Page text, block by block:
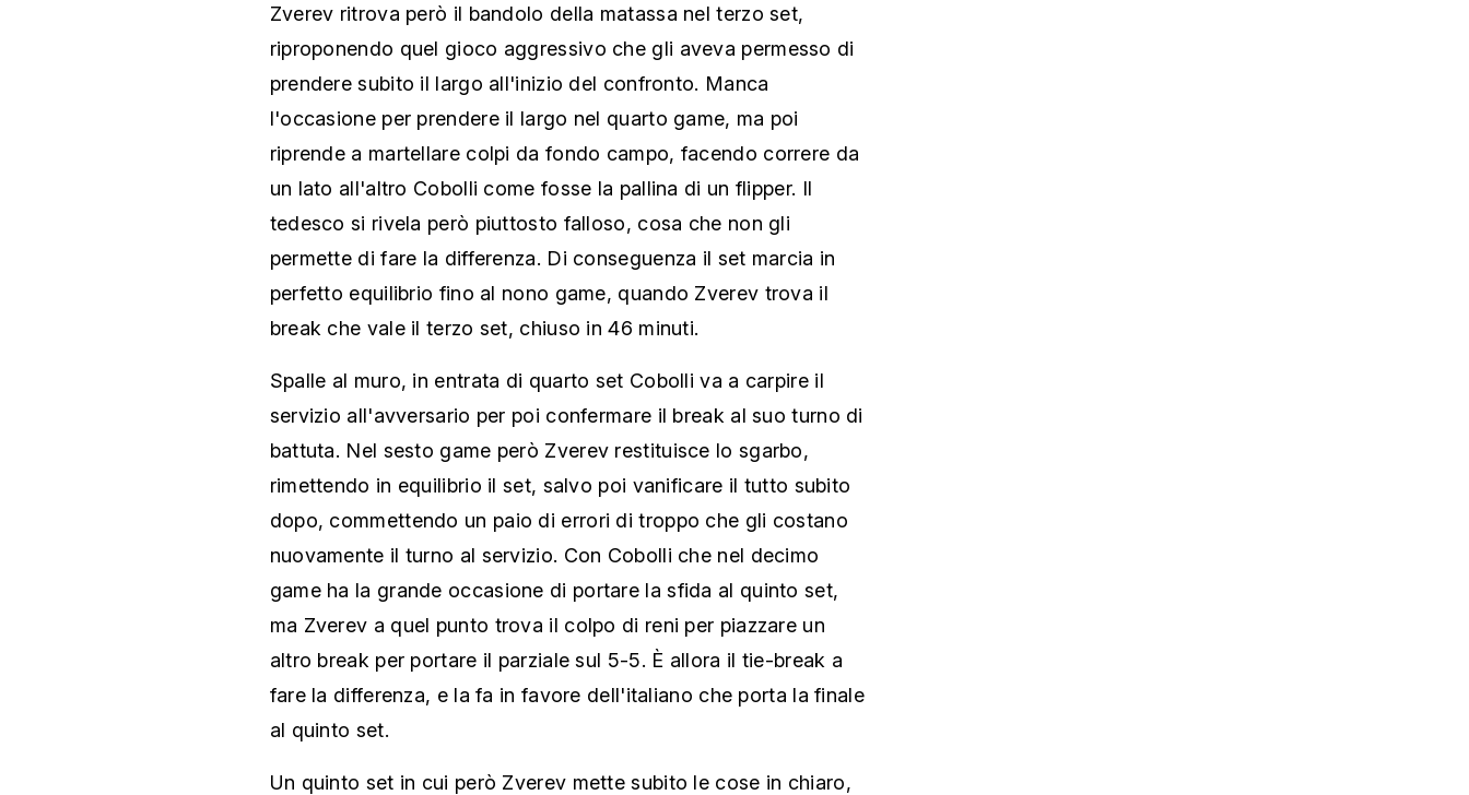
Zverev ritrova però il bandolo della matassa nel terzo set,
riproponendo quel gioco aggressivo che gli aveva permesso di
prendere subito il largo all'inizio del confronto. Manca
l'occasione per prendere il largo nel quarto game, ma poi
riprende a martellare colpi da fondo campo, facendo correre da
un lato all'altro Cobolli come fosse la pallina di un flipper. Il
tedesco si rivela però piuttosto falloso, cosa che non gli
permette di fare la differenza. Di conseguenza il set marcia in
perfetto equilibrio fino al nono game, quando Zverev trova il
break che vale il terzo set, chiuso in 46 minuti.
Spalle al muro, in entrata di quarto set Cobolli va a carpire il
servizio all'avversario per poi confermare il break al suo turno di
battuta. Nel sesto game però Zverev restituisce lo sgarbo,
rimettendo in equilibrio il set, salvo poi vanificare il tutto subito
dopo, commettendo un paio di errori di troppo che gli costano
nuovamente il turno al servizio. Con Cobolli che nel decimo
game ha la grande occasione di portare la sfida al quinto set,
ma Zverev a quel punto trova il colpo di reni per piazzare un
altro break per portare il parziale sul 5-5. È allora il tie-break a
fare la differenza, e la fa in favore dell'italiano che porta la finale
al quinto set.
Un quinto set in cui però Zverev mette subito le cose in chiaro,